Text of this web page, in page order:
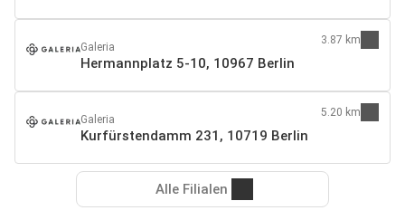
Galeria
Hermannplatz 5-10, 10967 Berlin
3.87 km
Galeria
Kurfürstendamm 231, 10719 Berlin
5.20 km
Alle Filialen